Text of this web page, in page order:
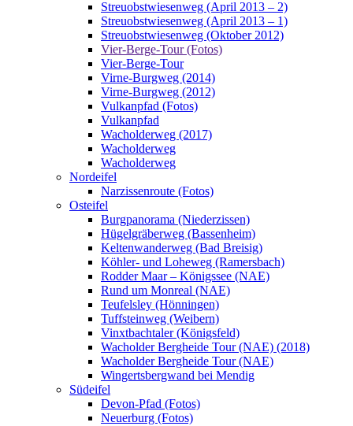
Streuobstwiesenweg (April 2013 – 2)
Streuobstwiesenweg (April 2013 – 1)
Streuobstwiesenweg (Oktober 2012)
Vier-Berge-Tour (Fotos)
Vier-Berge-Tour
Virne-Burgweg (2014)
Virne-Burgweg (2012)
Vulkanpfad (Fotos)
Vulkanpfad
Wacholderweg (2017)
Wacholderweg
Wacholderweg
Nordeifel
Narzissenroute (Fotos)
Osteifel
Burgpanorama (Niederzissen)
Hügelgräberweg (Bassenheim)
Keltenwanderweg (Bad Breisig)
Köhler- und Loheweg (Ramersbach)
Rodder Maar – Königssee (NAE)
Rund um Monreal (NAE)
Teufelsley (Hönningen)
Tuffsteinweg (Weibern)
Vinxtbachtaler (Königsfeld)
Wacholder Bergheide Tour (NAE) (2018)
Wacholder Bergheide Tour (NAE)
Wingertsbergwand bei Mendig
Südeifel
Devon-Pfad (Fotos)
Neuerburg (Fotos)